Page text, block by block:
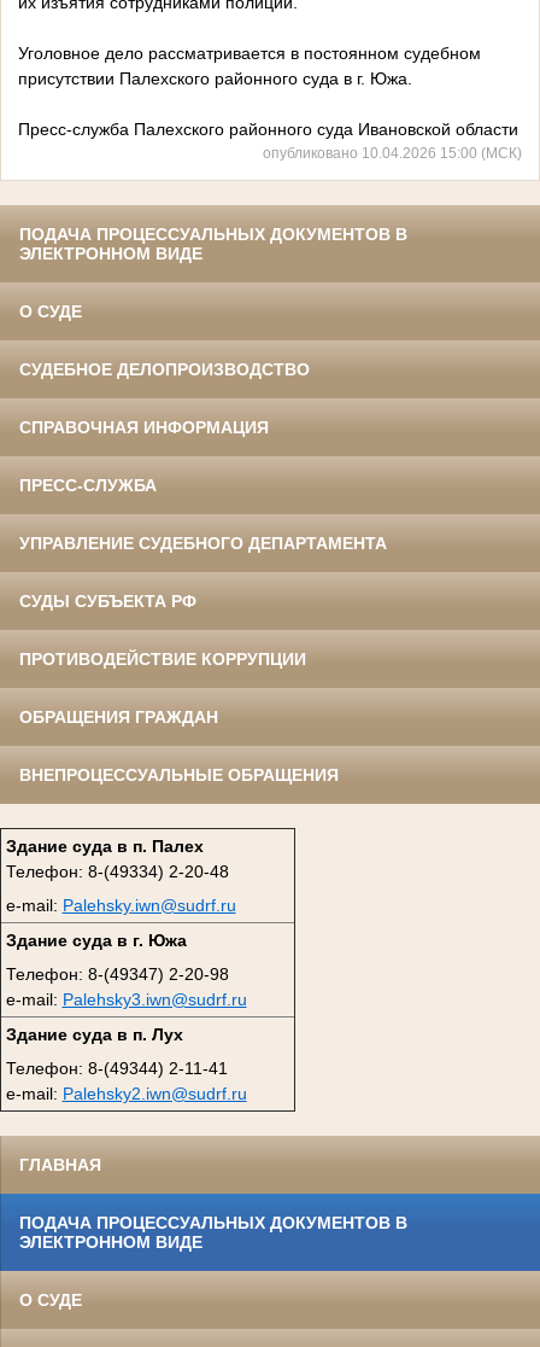
Уголовное дело рассматривается в постоянном судебном
присутствии Палехского районного суда в г. Южа.
Пресс-служба Палехского районного суда Ивановской области
опубликовано 10.04.2026 15:00 (МСК)
ПОДАЧА ПРОЦЕССУАЛЬНЫХ ДОКУМЕНТОВ В
ЭЛЕКТРОННОМ ВИДЕ
О СУДЕ
СУДЕБНОЕ ДЕЛОПРОИЗВОДСТВО
СПРАВОЧНАЯ ИНФОРМАЦИЯ
ПРЕСС-СЛУЖБА
УПРАВЛЕНИЕ СУДЕБНОГО ДЕПАРТАМЕНТА
СУДЫ СУБЪЕКТА РФ
ПРОТИВОДЕЙСТВИЕ КОРРУПЦИИ
ОБРАЩЕНИЯ ГРАЖДАН
ВНЕПРОЦЕССУАЛЬНЫЕ ОБРАЩЕНИЯ
Здание суда в п. Палех
Телефон: 8-(49334) 2-20-48
e-mail: Palehsky.iwn@sudrf.ru
Здание суда в г. Южа
Телефон: 8-(49347) 2-20-98
e-mail: Palehsky3.iwn@sudrf.ru
Здание суда в п. Лух
Телефон: 8-(49344) 2-11-41
e-mail: Palehsky2.iwn@sudrf.ru
ГЛАВНАЯ
ПОДАЧА ПРОЦЕССУАЛЬНЫХ ДОКУМЕНТОВ В
ЭЛЕКТРОННОМ ВИДЕ
О СУДЕ